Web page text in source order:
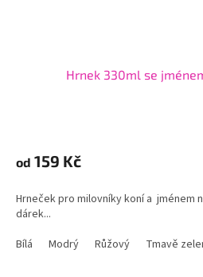
Hrnek 330ml se
od 159 Kč
Hrneček pro milovníky koní a jménem
dárek...
Bílá
Modrý Růžový Tmavě